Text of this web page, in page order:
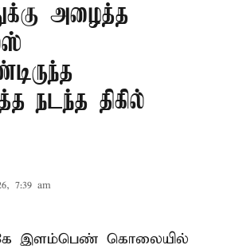
அழைத்த
நடந்த திகில்
7:39 am
இளம்பெண் கொலையில்